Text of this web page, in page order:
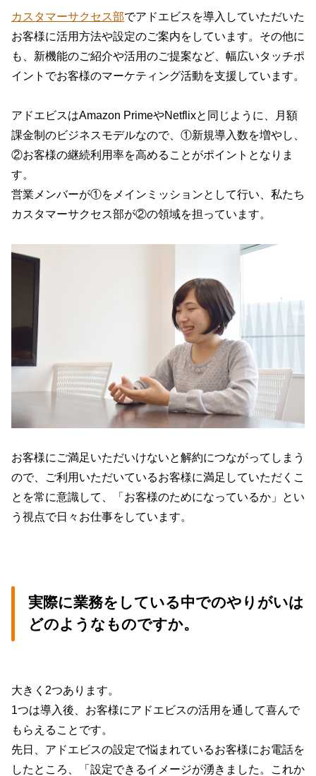
カスタマーサクセス部でアドエビスを導入していただいた
お客様に活用方法や設定のご案内をしています。その他に
も、新機能のご紹介や活用のご提案など、幅広いタッチポ
イントでお客様のマーケティング活動を支援しています。
アドエビスはAmazon PrimeやNetflixと同じように、月額
課金制のビジネスモデルなので、①新規導入数を増やし、
②お客様の継続利用率を高めることがポイントとなりま
す。
営業メンバーが①をメインミッションとして行い、私たち
カスタマーサクセス部が②の領域を担っています。
お客様にご満足いただいけないと解約につながってしまう
ので、ご利用いただいているお客様に満足していただくこ
とを常に意識して、「お客様のためになっているか」とい
う視点で日々お仕事をしています。
実際に業務をしている中でのやりがいは
どのようなものですか。
大きく2つあります。
1つは導入後、お客様にアドエビスの活用を通して喜んで
もらえることです。
先日、アドエビスの設定で悩まれているお客様にお電話を
したところ、「設定できるイメージが湧きました。これか